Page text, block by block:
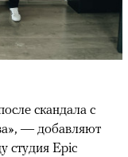
скандала с
— добавляют
студия Epic